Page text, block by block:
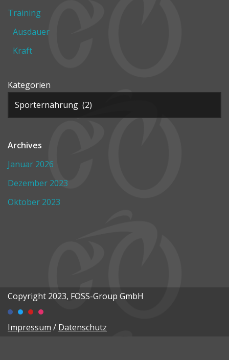
Training
Ausdauer
Kraft
Kategorien
Archives
Januar 2026
Dezember 2023
Oktober 2023
Copyright 2023, FOSS-Group GmbH
Impressum / Datenschutz